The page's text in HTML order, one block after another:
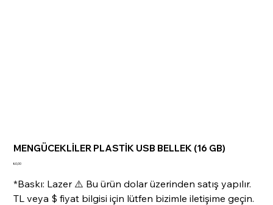
MENGÜCEKLİLER PLASTİK USB BELLEK (16 GB)
Fiyat
₺0,00
*Baskı: Lazer ⚠️ Bu ürün dolar üzerinden satış yapılır.
TL veya $ fiyat bilgisi için lütfen bizimle iletişime geçin.